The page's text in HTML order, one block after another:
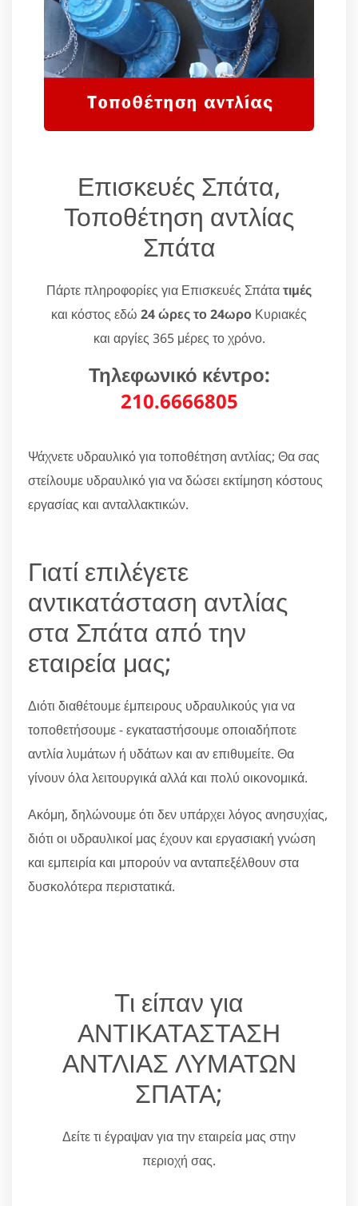
Επισκευές Σπάτα,
Τοποθέτηση αντλίας
Σπάτα
Πάρτε πληροφορίες για Επισκευές Σπάτατιμές
και κόστος εδώ 24 ώρες το 24ωρο Κυριακές
και αργίες 365 μέρες το χρόνο.
Τηλεφωνικό κέντρο:
210.6666805
Ψάχνετε υδραυλικό για τοποθέτηση αντλίας; Θα σας
στείλουμε υδραυλικό για να δώσει εκτίμηση κόστους
εργασίας και ανταλλακτικών.
Γιατί επιλέγετε
αντικατάσταση αντλίας
στα Σπάτα από την
εταιρεία μας;
Διότι διαθέτουμε έμπειρους υδραυλικούς για να
τοποθετήσουμε - εγκαταστήσουμε οποιαδήποτε
αντλία λυμάτων ή υδάτων και αν επιθυμείτε. Θα
γίνουν όλα λειτουργικά αλλά και πολύ οικονομικά.
Ακόμη, δηλώνουμε ότι δεν υπάρχει λόγος ανησυχίας,
διότι οι υδραυλικοί μας έχουν και εργασιακή γνώση
και εμπειρία και μπορούν να ανταπεξέλθουν στα
δυσκολότερα περιστατικά.
Τι είπαν για
ΑΝΤΙΚΑΤΑΣΤΑΣΗ
ΑΝΤΛΙΑΣ ΛΥΜΑΤΩΝ
ΣΠΑΤΑ;
Δείτε τι έγραψαν για την εταιρεία μας στην
περιοχή σας.